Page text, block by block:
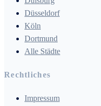
Düsseldorf
Köln
Dortmund
Alle Städte
Rechtliches
Impressum